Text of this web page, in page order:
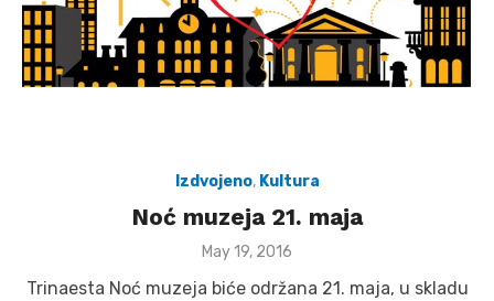
Izdvojeno, Kultura
Noć muzeja 21. maja
Posted
May 19, 2016
Trinaesta Noć muzeja biće održana 21. maja, u skladu